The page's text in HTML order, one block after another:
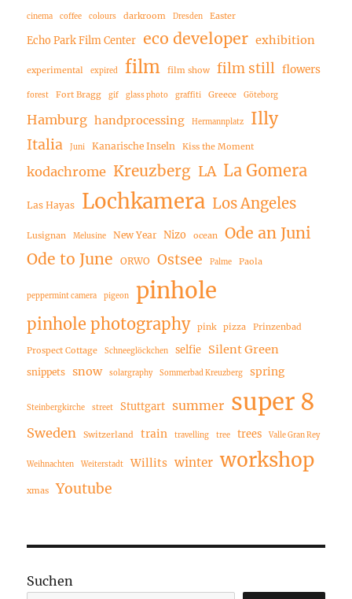
cinema coffee colours darkroom Dresden Easter
Echo Park Film Center eco developer exhibition
experimental expired film film show film still flowers
forest Fort Bragg gif glass photo graffiti Greece Göteborg
Hamburg handprocessing Hermannplatz Illy
Italia Juni Kanarische Inseln Kiss the Moment
kodachrome Kreuzberg LA La Gomera
Las Hayas Lochkamera Los Angeles
Lusignan Melusine New Year Nizo ocean
Ode an Juni
Ode to June
ORWO Ostsee Palme Paola
peppermint camera pigeon pinhole
pinhole photography pink pizza Prinzenbad
Prospect Cottage Schneeglöckchen selfie Silent Green
snippets snow solargraphy Sommerbad Kreuzberg spring
Steinbergkirche street Stuttgart summer super 8
Sweden Switzerland train travelling tree trees Valle Gran Rey
Weihnachten Weiterstadt Willits winter workshop
xmas Youtube
Suchen